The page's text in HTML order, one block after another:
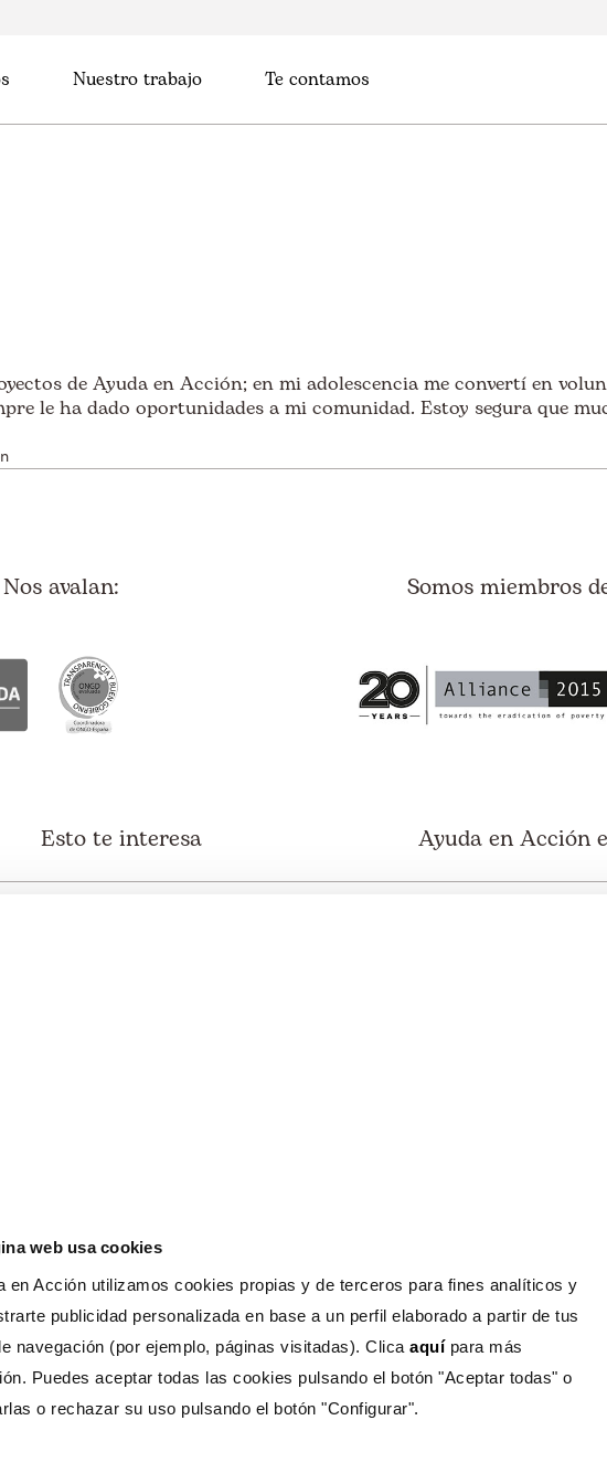
web usa cookies
en Acción utilizamos cookies propias y de terceros para fines analíticos y
publicidad personalizada en base a un perfil elaborado a partir de tus
navegación (por ejemplo, páginas visitadas). Clicaaquí para más
Puedes aceptar todas las cookies pulsando el botón "Aceptar todas" o
o rechazar su uso pulsando el botón "Configurar".
Nuestro trabajo Te contamos
de Ayuda en Acción; en mi adolescencia me convertí en
le ha dado oportunidades a mi comunidad. Estoy segura que
avalan: Somos miembros
Esto te interesa Ayuda en Acción